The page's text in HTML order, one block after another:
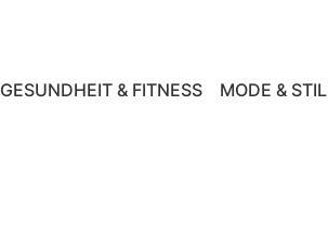
GESUNDHEIT & FITNESS MODE & STIL